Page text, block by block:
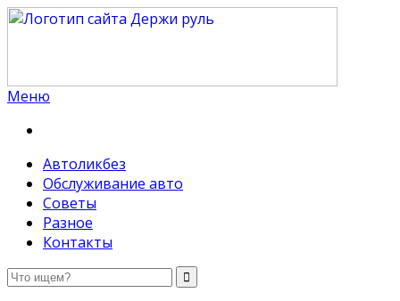
Меню
Автоликбез
Обслуживание авто
Советы
Разное
Контакты